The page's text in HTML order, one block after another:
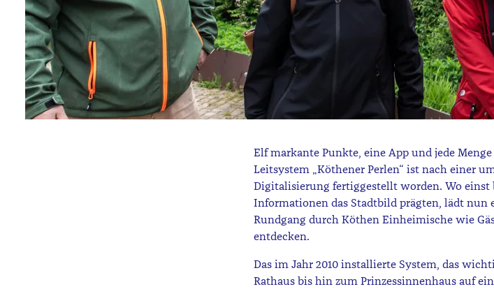
Elf markante Punkte, eine App und jede
Leitsystem „Köthener Perlen“ ist nach einer
Digitalisierung fertiggestellt worden. Wo einst
Informationen das Stadtbild prägten, lädt nun
Rundgang durch Köthen Einheimische wie
entdecken.
Das im Jahr 2010 installierte System, das
Rathaus bis hin zum Prinzessinnenhaus auf